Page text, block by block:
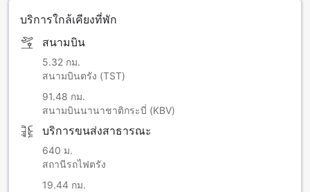
บริการใกล้เคียงที่พัก
สนามบิน
5.32 กม.
สนามบินตรัง (TST)
91.48 กม.
สนามบินนานาชาติกระบี่ (KBV)
บริการขนส่งสาธารณะ
640 ม.
สถานีรถไฟตรัง
19.44 กม.